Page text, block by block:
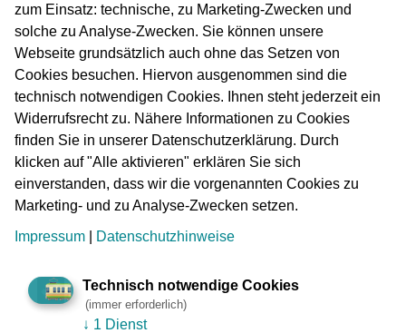
Die VGF - Alle fahren mit
Die Verkehrsgesellschaft Frankfurt am Main, kurz VGF, ist
das Frankfurter Verkehrsunternehmen und der
Verkehrsdienstleister der Stadt. Auf neun U-Bahn- und
zehn Straßenbahn-Linien sorgen nahezu 400
Schienenfahrzeuge für umfassende Mobilität. Die VGF ist
darüber hinaus verantwortlich für die rollende und ortsfeste
Infrastruktur, für das Verkehrsmanagement, für Sauberkeit,
Die VGF beschäftigt fast 3.000 Mitarbeitende, davon über
1.000 Schienenbahnfahrer:innen. Die VGF gehört damit zu
zum Einsatz: technische, zu Marketing-Zwecken und
solche zu Analyse-Zwecken. Sie können unsere
Webseite grundsätzlich auch ohne das Setzen von
Cookies besuchen. Hiervon ausgenommen sind die
technisch notwendigen Cookies. Ihnen steht jederzeit ein
Widerrufsrecht zu. Nähere Informationen zu Cookies
finden Sie in unserer Datenschutzerklärung. Durch
klicken auf "Alle aktivieren" erklären Sie sich
einverstanden, dass wir die vorgenannten Cookies zu
Marketing- und zu Analyse-Zwecken setzen.
Impressum
Datenschutzhinweise
Technisch notwendige Cookies
(immer erforderlich)
↓ 1 Dienst